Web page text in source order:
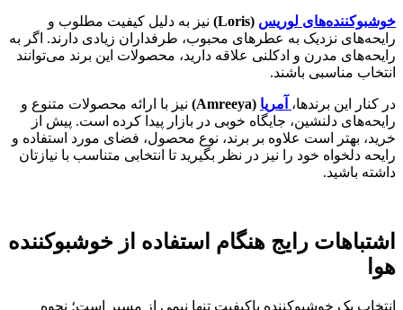
خوشبوکننده‌های لوریس (Loris)
نیز به دلیل کیفیت مطلوب و
رایحه‌های نزدیک به عطرهای محبوب، طرفداران زیادی دارند. اگر به
رایحه‌های مدرن و ادکلنی علاقه دارید، محصولات این برند می‌توانند
انتخاب مناسبی باشند.
در کنار این برندها، آمریا (Amreeya)
نیز با ارائه محصولات متنوع و
رایحه‌های دلنشین، جایگاه خوبی در بازار پیدا کرده است. پیش از
خرید، بهتر است علاوه بر برند، نوع محصول، فضای مورد استفاده و
رایحه دلخواه خود را نیز در نظر بگیرید تا انتخابی متناسب با نیازتان
داشته باشید.
اشتباهات رایج هنگام استفاده از خوشبوکننده
هوا
انتخاب یک خوشبوکننده باکیفیت تنها نیمی از مسیر است؛ نحوه